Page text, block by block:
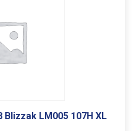
LM005 107H XL